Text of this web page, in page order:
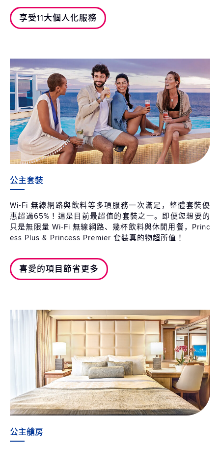
享受11大個人化服務
公主套裝
Wi-Fi 無線網路與飲料等多項服務一次滿足，整體套裝優
惠超過65%！這是目前最超值的套裝之一。即便您想要的
只是無限量 Wi-Fi 無線網路、幾杯飲料與休閒用餐，Princ
ess Plus & Princess Premier 套裝真的物超所值！
喜愛的項目節省更多
公主艙房